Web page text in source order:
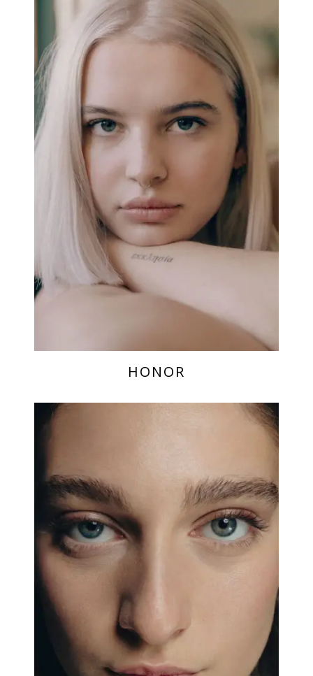
HONOR